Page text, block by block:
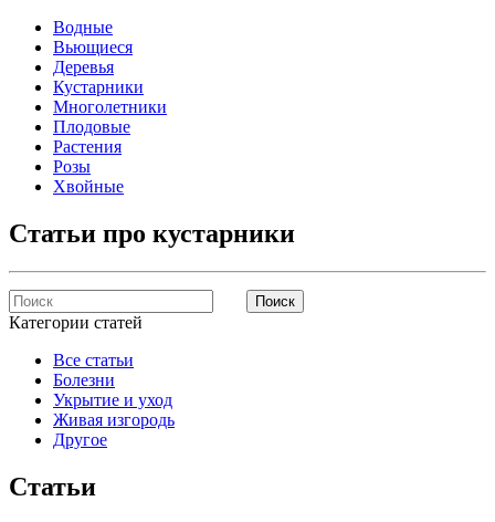
Водные
Вьющиеся
Деревья
Кустарники
Многолетники
Плодовые
Растения
Розы
Хвойные
Статьи про кустарники
Поиск
Категории статей
Все статьи
Болезни
Укрытие и уход
Живая изгородь
Другое
Статьи